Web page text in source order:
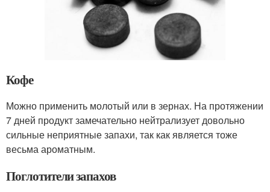
Кофе
Можно применить молотый или в зернах. На протяжении
7 дней продукт замечательно нейтрализует довольно
сильные неприятные запахи, так как является тоже
весьма ароматным.
Поглотители запахов